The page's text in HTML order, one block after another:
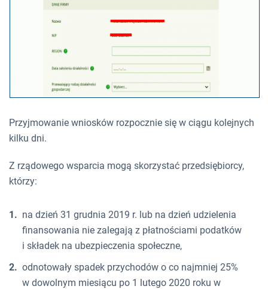
Przyjmowanie wniosków rozpocznie się w ciągu kolejnych
kilku dni.
Z rządowego wsparcia mogą skorzystać przedsiębiorcy,
którzy:
na dzień 31 grudnia 2019 r. lub na dzień udzielenia
finansowania nie zalegają z płatnościami podatków
i składek na ubezpieczenia społeczne,
odnotowały spadek przychodów o co najmniej 25%
w dowolnym miesiącu po 1 lutego 2020 roku w